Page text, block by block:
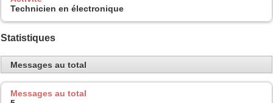
Technicien en électronique
Statistiques
Messages au total
Messages au total